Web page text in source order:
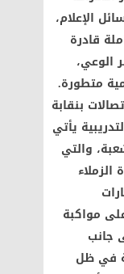
الإعلام،
قادرة
الوعي،
متطورة.
بنقابة
يأتي
والتي
مواكبة
جانب
في ظل